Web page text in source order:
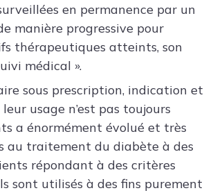
en permanence par un
manière progressive pour
thérapeutiques atteints, son
médical ».
sous prescription, indication et
usage n’est pas toujours
a énormément évolué et très
au traitement du diabète à des
répondant à des critères
sont utilisés à des fins purement